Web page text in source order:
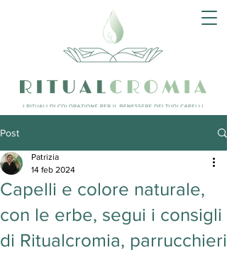
Post
Capelli e colore naturale,
con le erbe, segui i consigli
di Ritualcromia, parrucchieri
Patrizia
14 feb 2024